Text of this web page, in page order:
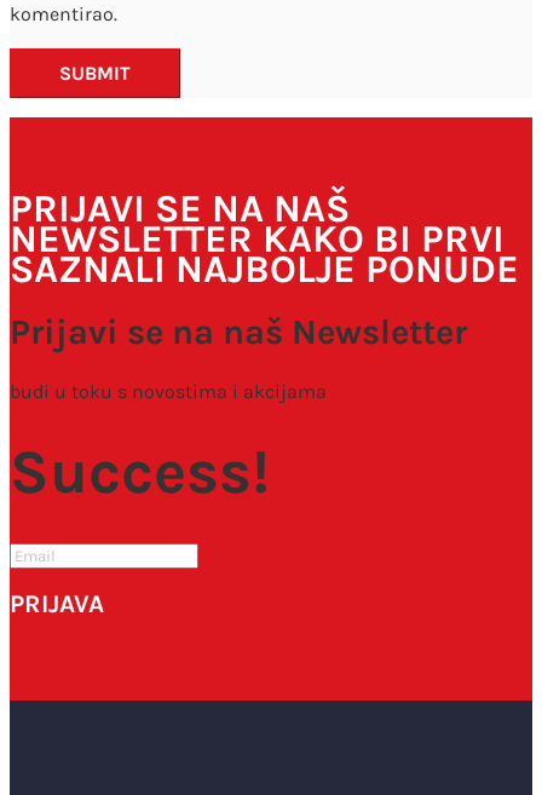
komentirao.
SUBMIT
PRIJAVI SE NA NAŠ
NEWSLETTER KAKO BI PRVI
SAZNALI NAJBOLJE PONUDE
Prijavi se na naš Newsletter
budi u toku s novostima i akcijama
Success!
PRIJAVA